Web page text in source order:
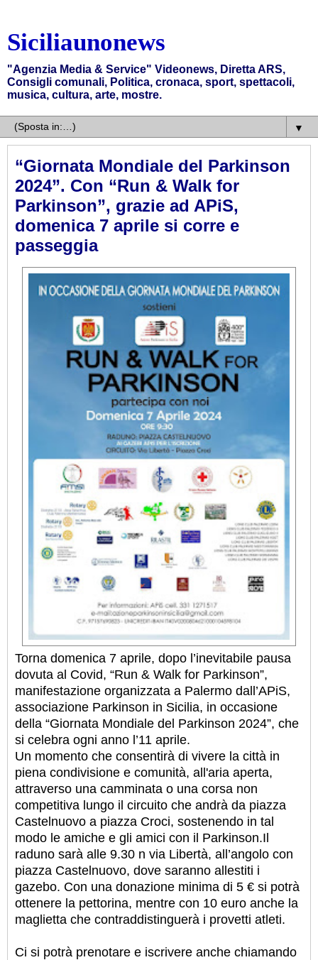
Siciliaunonews
"Agenzia Media & Service" Videonews, Diretta ARS,
Consigli comunali, Politica, cronaca, sport, spettacoli,
musica, cultura, arte, mostre.
▼
“Giornata Mondiale del Parkinson
2024”. Con “Run & Walk for
Parkinson”, grazie ad APiS,
domenica 7 aprile si corre e
passeggia
Torna domenica 7 aprile, dopo l’inevitabile pausa
dovuta al Covid, “Run & Walk for Parkinson”,
manifestazione organizzata a Palermo dall’APiS,
associazione Parkinson in Sicilia, in occasione
della “Giornata Mondiale del Parkinson 2024”, che
si celebra ogni anno l’11 aprile.
Un momento che consentirà di vivere la città in
piena condivisione e comunità, all'aria aperta,
attraverso una camminata o una corsa non
competitiva lungo il circuito che andrà da piazza
Castelnuovo a piazza Croci, sostenendo in tal
modo le amiche e gli amici con il Parkinson.Il
raduno sarà alle 9.30 n via Libertà, all’angolo con
piazza Castelnuovo, dove saranno allestiti i
gazebo. Con una donazione minima di 5 € si potrà
ottenere la pettorina, mentre con 10 euro anche la
maglietta che contraddistinguerà i provetti atleti.
Ci si potrà prenotare e iscrivere anche chiamando